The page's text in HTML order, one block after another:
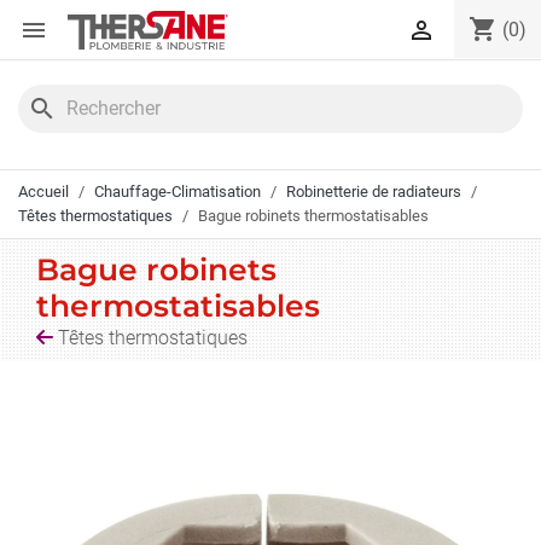
Panneau de gestion des cookies
 shopping_cart (0)

search
Accueil Chauffage-Climatisation
Robinetterie de radiateurs
Têtes thermostatiques
Bague robinets thermostatisables
Bague robinets
thermostatisables
Têtes thermostatiques